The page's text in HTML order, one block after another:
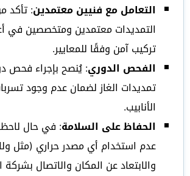
التعامل مع فنيين معتمدين: تأكد
التمديدات معتمدين ومتخصصين في
تركيب آمن وفقًا للمعايير.
الفحص الدوري: يُنصح بإجراء فحص
تمديدات الغاز لضمان عدم وجود
الأنابيب.
الحفاظ على السلامة: في حال
عدم استخدام أي مصدر حراري (مثل
والابتعاد عن المكان والاتصال بشركة